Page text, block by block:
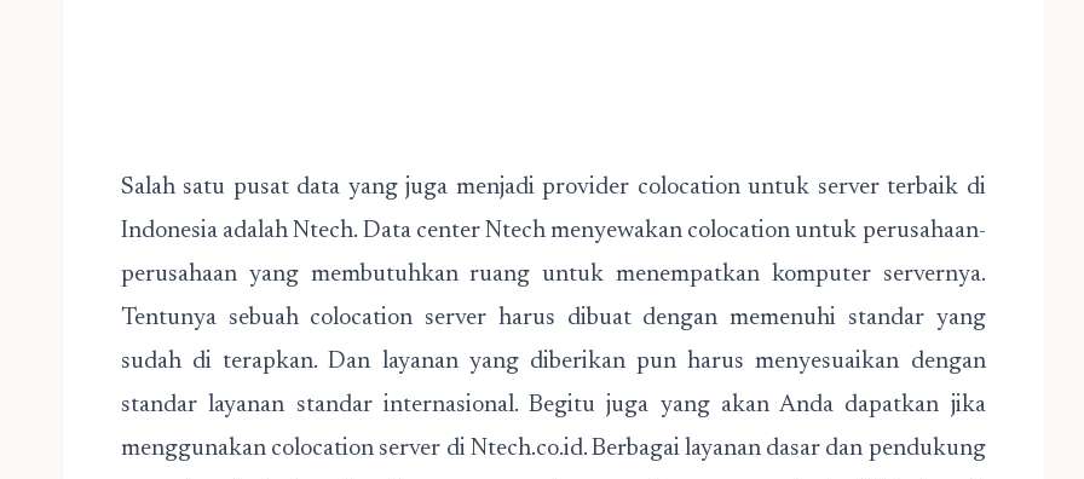
Salah satu pusat data yang juga menjadi provider colocation untuk server terbaik di
Indonesia adalah Ntech. Data center Ntech menyewakan colocation untuk perusahaan-
perusahaan yang membutuhkan ruang untuk menempatkan komputer servernya.
Tentunya sebuah colocation server harus dibuat dengan memenuhi standar yang
sudah di terapkan. Dan layanan yang diberikan pun harus menyesuaikan dengan
standar layanan standar internasional. Begitu juga yang akan Anda dapatkan jika
menggunakan colocation server di Ntech.co.id. Berbagai layanan dasar dan pendukung